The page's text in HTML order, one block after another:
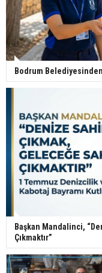
Bodrum
Başkan Mandalinci,
Çıkmaktır”